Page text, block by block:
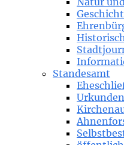
Standesamt
Urkunden